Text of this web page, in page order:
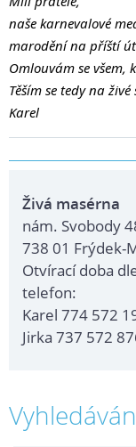
naše karnevalové
marodění na příští
Omlouvám se
Těším se tedy na
Karel
Živá masérna
nám. Svobody
738 01 Frýdek-
Otvírací doba
telefon:
Karel 774 572
Jirka 737 572